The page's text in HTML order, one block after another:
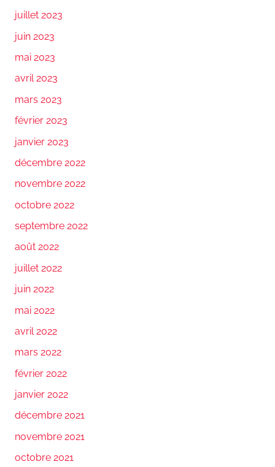
juillet 2023
juin 2023
mai 2023
avril 2023
mars 2023
février 2023
janvier 2023
décembre 2022
novembre 2022
octobre 2022
septembre 2022
août 2022
juillet 2022
juin 2022
mai 2022
avril 2022
mars 2022
février 2022
janvier 2022
décembre 2021
novembre 2021
octobre 2021